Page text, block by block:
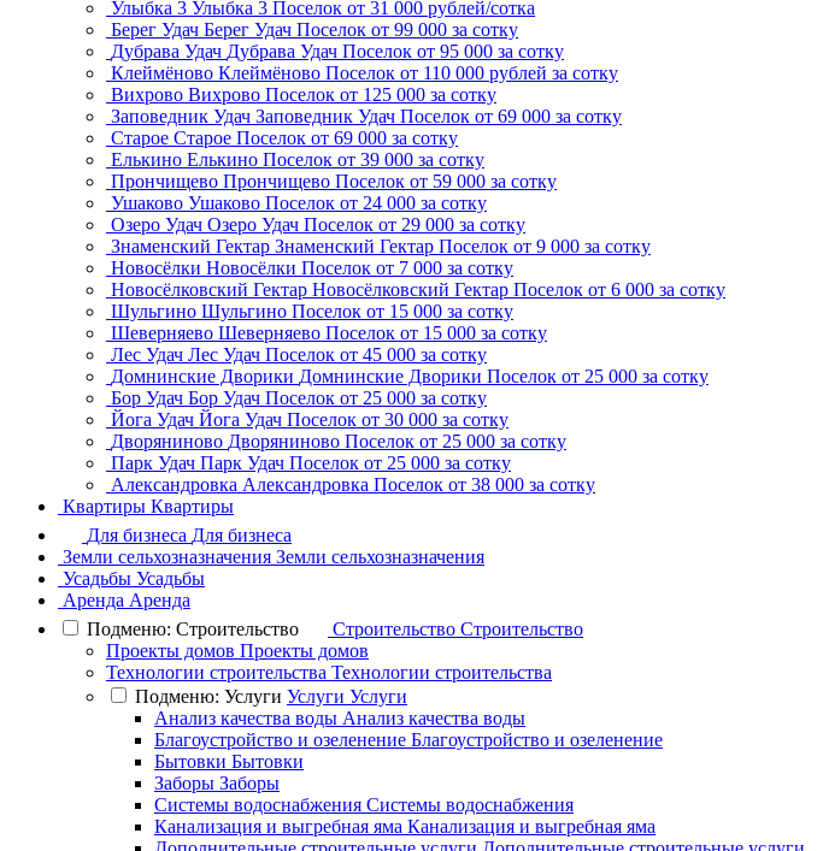
Улыбка 3 Улыбка 3 Поселок от 31 000 рублей/сотка
Берег Удач Берег Удач Поселок от 99 000 за сотку
Дубрава Удач Дубрава Удач Поселок от 95 000 за сотку
Клеймёново Клеймёново Поселок от 110 000 рублей за сотку
Вихрово Вихрово Поселок от 125 000 за сотку
Заповедник Удач Заповедник Удач Поселок от 69 000 за сотку
Старое Старое Поселок от 69 000 за сотку
Елькино Елькино Поселок от 39 000 за сотку
Прончищево Прончищево Поселок от 59 000 за сотку
Ушаково Ушаково Поселок от 24 000 за сотку
Озеро Удач Озеро Удач Поселок от 29 000 за сотку
Знаменский Гектар Знаменский Гектар Поселок от 9 000 за сотку
Новосёлки Новосёлки Поселок от 7 000 за сотку
Новосёлковский Гектар Новосёлковский Гектар Поселок от 6 000 за сотку
Шульгино Шульгино Поселок от 15 000 за сотку
Шеверняево Шеверняево Поселок от 15 000 за сотку
Лес Удач Лес Удач Поселок от 45 000 за сотку
Домнинские Дворики Домнинские Дворики Поселок от 25 000 за сотку
Бор Удач Бор Удач Поселок от 25 000 за сотку
Йога Удач Йога Удач Поселок от 30 000 за сотку
Дворяниново Дворяниново Поселок от 25 000 за сотку
Парк Удач Парк Удач Поселок от 25 000 за сотку
Александровка Александровка Поселок от 38 000 за сотку
Квартиры Квартиры
Для бизнеса Для бизнеса
Земли сельхозназначения Земли сельхозназначения
Усадьбы Усадьбы
Аренда Аренда
Подменю: Строительство
Строительство Строительство
Проекты домов Проекты домов
Технологии строительства Технологии строительства
Подменю: Услуги Услуги Услуги
Анализ качества воды Анализ качества воды
Благоустройство и озеленение Благоустройство и озеленение
Бытовки Бытовки
Заборы Заборы
Системы водоснабжения Системы водоснабжения
Канализация и выгребная яма Канализация и выгребная яма